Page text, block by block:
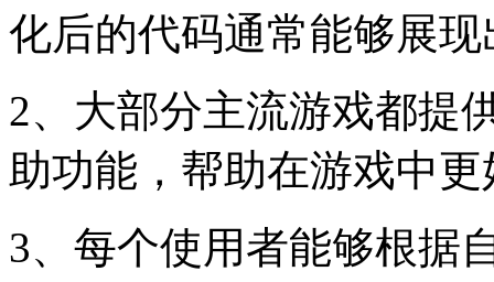
化后的代码通常能够展
2、大部分主流游戏都提
助功能，帮助在游戏中
3、每个使用者能够根据